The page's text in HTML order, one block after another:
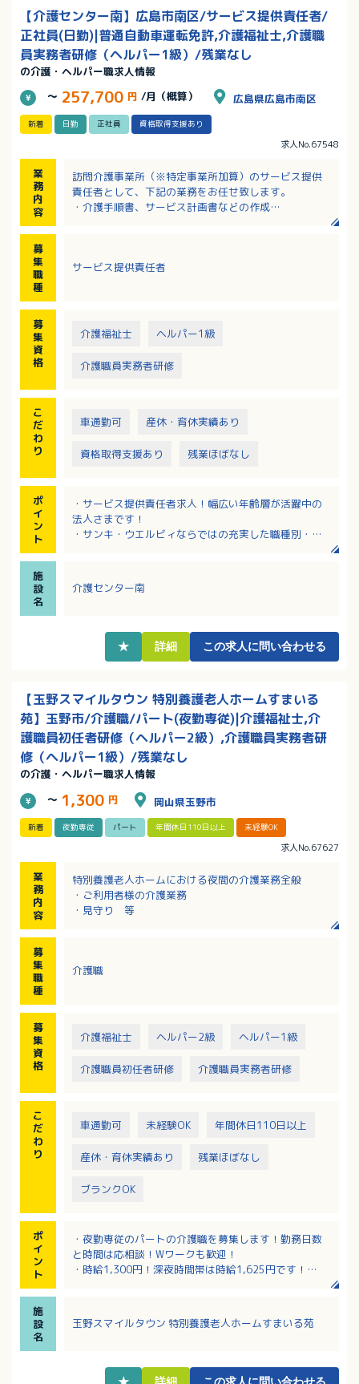
【介護センター南】広島市南区/サービス提供責任者/
正社員(日勤)|普通自動車運転免許,介護福祉士,介護職
員実務者研修（ヘルパー1級）/残業なし
の介護・ヘルパー職求人情報
～ 257,700 円 /月（概算） 広島県広島市南区
新着 日勤 正社員 資格取得支援あり
求人No.67548
業
務
内
容
訪問介護事業所（※特定事業所加算）のサービス提供
責任者として、下記の業務をお任せ致します。
・介護手順書、サービス計画書などの作成
・スタッフの行動管理、統括
募
集
職
種
サービス提供責任者
募
集
資
格
介護福祉士 ヘルパー1級
介護職員実務者研修
こ
だ
わ
り
車通勤可 産休・育休実績あり
資格取得支援あり 残業ほぼなし
ポ
イ
ン
ト
・サービス提供責任者求人！幅広い年齢層が活躍中の
法人さまです！
・サンキ・ウエルビィならではの充実した職種別・階
ップも目指せます！
・産育休からの復職率100％。働きやすい環境です！
施
設
名
介護センター南
★ 詳細 この求人に問い合わせる
【玉野スマイルタウン 特別養護老人ホームすまいる
苑】玉野市/介護職/パート(夜勤専従)|介護福祉士,介
護職員初任者研修（ヘルパー2級）,介護職員実務者研
修（ヘルパー1級）/残業なし
の介護・ヘルパー職求人情報
～ 1,300 円 岡山県玉野市
新着 夜勤専従 パート 年間休日110日以上 未経験OK
求人No.67627
業
務
内
容
特別養護老人ホームにおける夜間の介護業務全般
・ご利用者様の介護業務
・見守り 等
募
集
職
種
介護職
募
集
資
格
介護福祉士 ヘルパー2級 ヘルパー1級
介護職員初任者研修 介護職員実務者研修
こ
だ
わ
り
車通勤可 未経験OK 年間休日110日以上
産休・育休実績あり 残業ほぼなし
ブランクOK
ポ
イ
ン
ト
・夜勤専従のパートの介護職を募集します！勤務日数
と時間は応相談！Wワークも歓迎！
・時給1,300円！深夜時間帯は時給1,625円です！
・施設見学も可能！働く環境や雰囲気を実際にご確認
いただけます！
施
設
名
玉野スマイルタウン 特別養護老人ホームすまいる苑